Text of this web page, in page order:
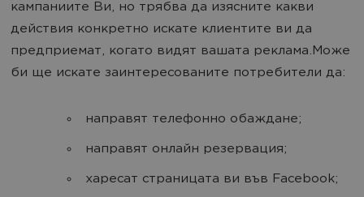
кампаниите Ви, но трябва да изясните какви
действия конкретно искате клиентите ви да
предприемат, когато видят вашата реклама.Може
би ще искате заинтересованите потребители да:
направят телефонно обаждане;
направят онлайн резервация;
харесат страницата ви във Facebook;